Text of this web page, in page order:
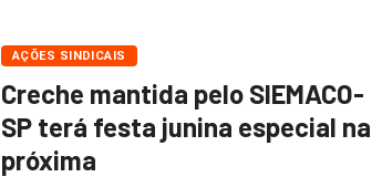
AÇÕES SINDICAIS
Creche mantida pelo SIEMACO-
SP terá festa junina especial na
próxima